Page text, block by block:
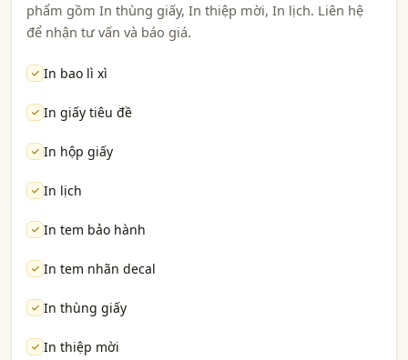
phẩm gồm In thùng giấy, In thiệp mời, In lịch. Liên hệ
để nhận tư vấn và báo giá.
In bao lì xì
In giấy tiêu đề
In hộp giấy
In lịch
In tem bảo hành
In tem nhãn decal
In thùng giấy
In thiệp mời